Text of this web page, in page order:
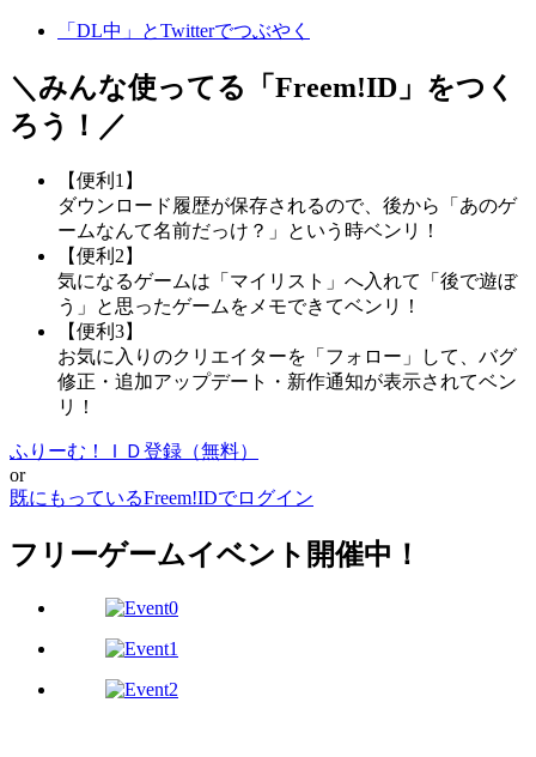
「DL中」とTwitterでつぶやく
＼みんな使ってる「 Freem!ID 」をつく
ろう！／
【便利1】
ダウンロード履歴が保存されるので、後から「あのゲ
ームなんて名前だっけ？」という時ベンリ！
【便利2】
気になるゲームは「マイリスト」へ入れて「後で遊ぼ
う」と思ったゲームをメモできてベンリ！
【便利3】
お気に入りのクリエイターを「フォロー」して、バグ
修正・追加アップデート・新作通知が表示されてベン
リ！
ふりーむ！ＩＤ登録（無料）
or
既にもっているFreem!IDでログイン
フリーゲームイベント開催中！